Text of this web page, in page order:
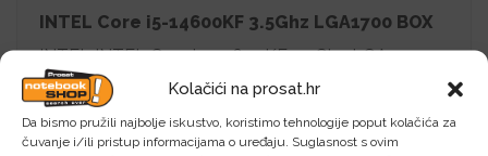
Kolačići na prosat.hr
Da bismo pružili najbolje iskustvo, koristimo tehnologije poput kolačića za
čuvanje i/ili pristup informacijama o uređaju. Suglasnost s ovim
INTEL Core i5-14600KF 3.5Ghz LGA1700 BOX
INTEL INTEL Core i5-14600KF 3.5Ghz LGA1700
BOX
263,52€